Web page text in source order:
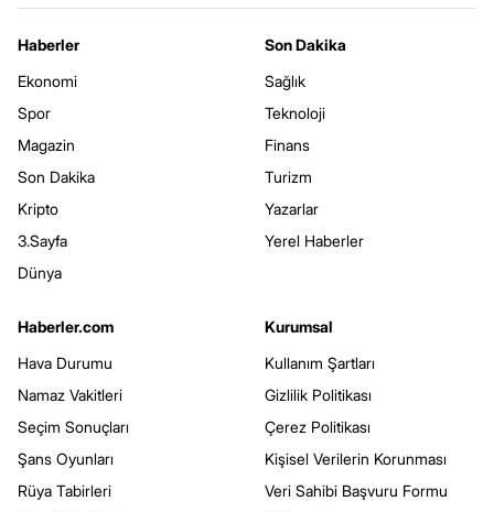
Haberler
Ekonomi
Spor
Magazin
Son Dakika
Kripto
3.Sayfa
Dünya
Son Dakika
Sağlık
Teknoloji
Finans
Turizm
Yazarlar
Yerel Haberler
Haberler.com
Hava Durumu
Namaz Vakitleri
Seçim Sonuçları
Şans Oyunları
Rüya Tabirleri
Kurumsal
Kullanım Şartları
Gizlilik Politikası
Çerez Politikası
Kişisel Verilerin Korunması
Veri Sahibi Başvuru Formu